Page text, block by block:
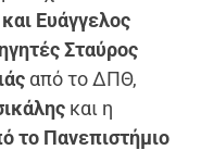
Ευάγγελος
Σταύρος
από το ΔΠΘ,
και η
το Πανεπιστήμιο